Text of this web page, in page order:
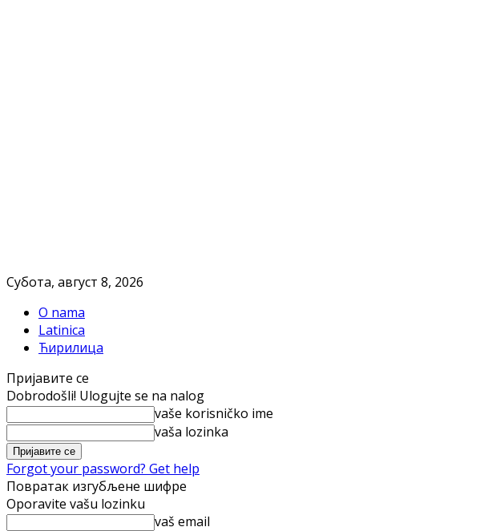
Субота, август 8, 2026
O nama
Latinica
Ћирилица
Пријавите се
Dobrodošli! Ulogujte se na nalog
vaše korisničko ime
vaša lozinka
Forgot your password? Get help
Повратак изгубљене шифре
Oporavite vašu lozinku
vaš email